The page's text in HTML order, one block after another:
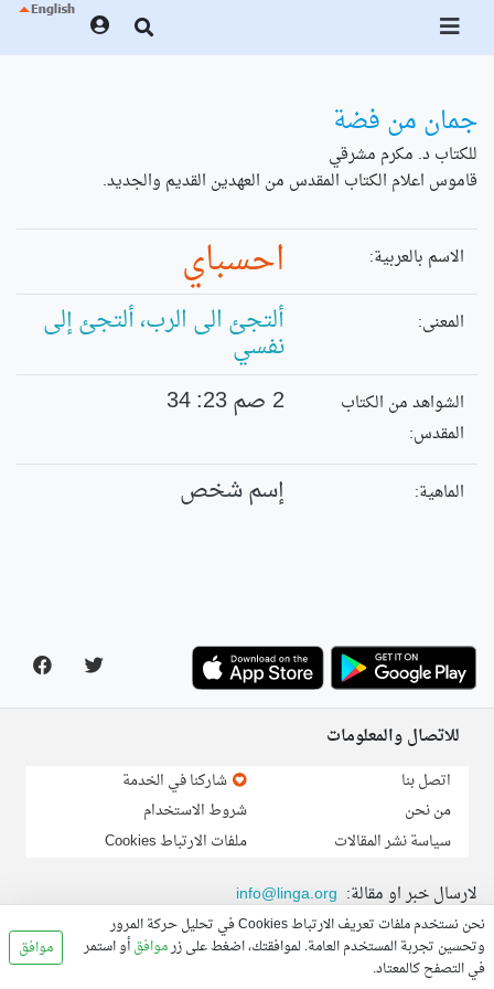
جمان من فضة
للكتاب د. مكرم مشرقي
قاموس اعلام الكتاب المقدس من العهدين القديم والجديد.
الاسم بالعربية: احسباي
المعنى: ألتجئ الى الرب، ألتجئ إلى
نفسي
الشواهد من الكتاب
المقدس:
2 صم 23: 34
الماهية: إسم شخص
للاتصال والمعلومات
اتصل بنا
من نحن
سياسة نشر المقالات
شاركنا في الخدمة
شروط الاستخدام
ملفات الارتباط Cookies
لارسال خبر او مقالة: info@linga.org
© 2026, Linga.org all rights reserved.
نحن نستخدم ملفات تعريف الارتباط Cookies في تحليل حركة المرور
وتحسين تجربة المستخدم العامة. لموافقتك، اضغط على زرموافقأو استمر
في التصفح كالمعتاد.
موافق